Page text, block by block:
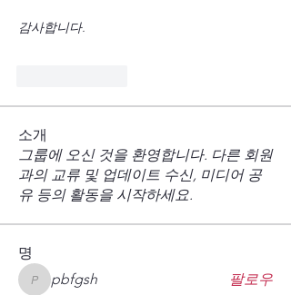
감사합니다.
소개
그룹에 오신 것을 환영합니다. 다른 회원
과의 교류 및 업데이트 수신, 미디어 공
유 등의 활동을 시작하세요.
명
pbfgshpbfgsh 팔로우